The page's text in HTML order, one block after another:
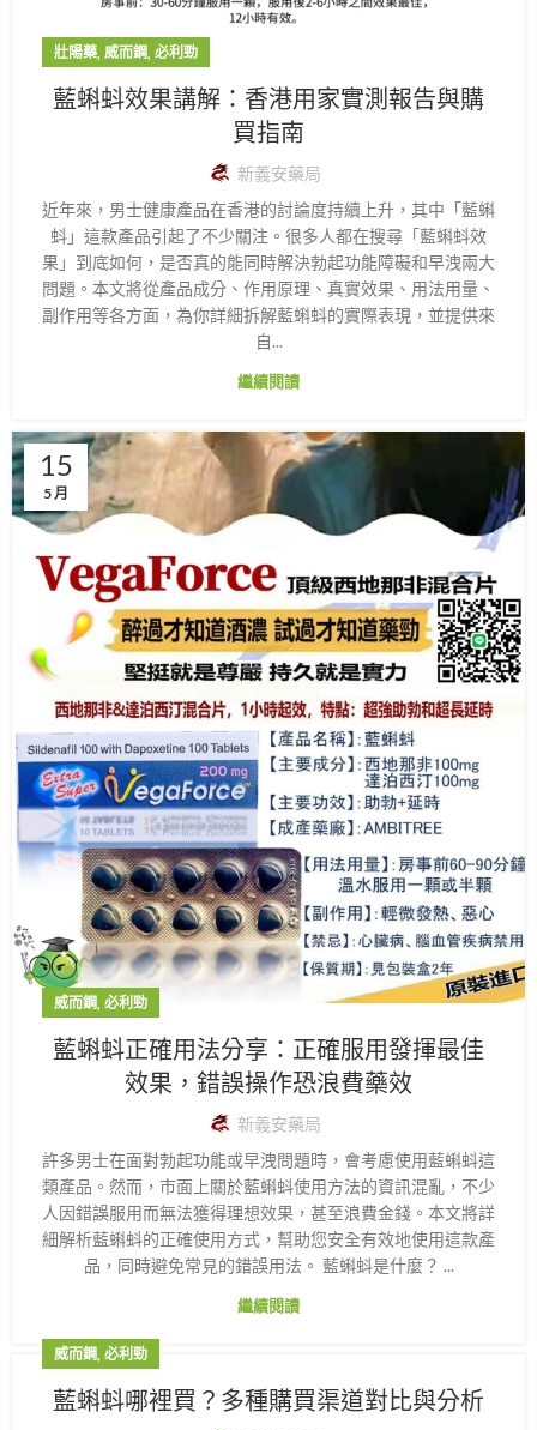
壯陽藥, 威而鋼, 必利勁
藍蝌蚪效果講解：香港用家實測報告與購
買指南
新義安藥局
近年來，男士健康產品在香港的討論度持續上升，其中「藍蝌
蚪」這款產品引起了不少關注。很多人都在搜尋「藍蝌蚪效
果」到底如何，是否真的能同時解決勃起功能障礙和早洩兩大
問題。本文將從產品成分、作用原理、真實效果、用法用量、
副作用等各方面，為你詳細拆解藍蝌蚪的實際表現，並提供來
自...
繼續閱讀
15
5 月
威而鋼, 必利勁
藍蝌蚪正確用法分享：正確服用發揮最佳
效果，錯誤操作恐浪費藥效
新義安藥局
許多男士在面對勃起功能或早洩問題時，會考慮使用藍蝌蚪這
類產品。然而，市面上關於藍蝌蚪使用方法的資訊混亂，不少
人因錯誤服用而無法獲得理想效果，甚至浪費金錢。本文將詳
細解析藍蝌蚪的正確使用方式，幫助您安全有效地使用這款產
品，同時避免常見的錯誤用法。 藍蝌蚪是什麼？ ...
繼續閱讀
威而鋼, 必利勁
藍蝌蚪哪裡買？多種購買渠道對比與分析